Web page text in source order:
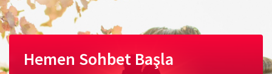
Hemen Sohbet Başla